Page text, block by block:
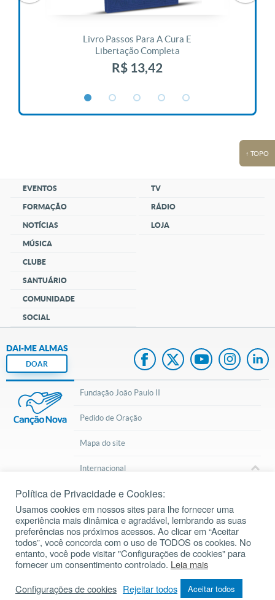
Livro Passos Para A Cura E
Libertação Completa
R$ 13,42
↑ TOPO
EVENTOS
FORMAÇÃO
NOTÍCIAS
MÚSICA
CLUBE
SANTUÁRIO
COMUNIDADE
SOCIAL
TV
RÁDIO
LOJA
DAI-ME ALMAS
DOAR
Fundação João Paulo II
Pedido de Oração
Mapa do site
Internacional
cancaonova.com © 2002 – 2026Todos os direitos reservados.
Política de Privacidade e Cookies:
Usamos cookies em nossos sites para lhe fornecer uma
experiência mais dinâmica e agradável, lembrando as suas
preferências nos próximos acessos. Ao clicar em “Aceitar
todos”, você concorda com o uso de TODOS os cookies. No
entanto, você pode visitar "Configurações de cookies" para
fornecer um consentimento controlado. Leia mais
Configurações de cookies Rejeitar todos Aceitar todos
Inscreva-se em nosso Canal do Youtube